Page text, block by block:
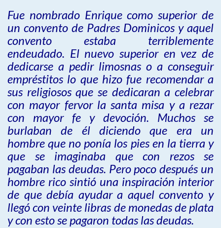
Fue nombrado Enrique como superior de
un convento de Padres Dominicos y aquel
convento estaba terriblemente
endeudado. El nuevo superior en vez de
dedicarse a pedir limosnas o a conseguir
empréstitos lo que hizo fue recomendar a
sus religiosos que se dedicaran a celebrar
con mayor fervor la santa misa y a rezar
con mayor fe y devoción. Muchos se
burlaban de él diciendo que era un
hombre que no ponía los pies en la tierra y
que se imaginaba que con rezos se
pagaban las deudas. Pero poco después un
hombre rico sintió una inspiración interior
de que debía ayudar a aquel convento y
llegó con veinte libras de monedas de plata
y con esto se pagaron todas las deudas.